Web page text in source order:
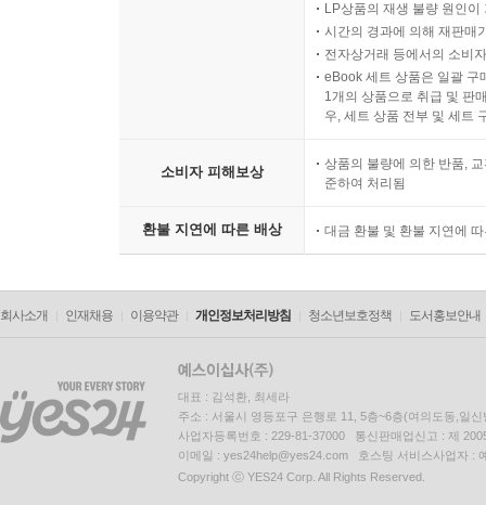
LP상품의 재생 불량 원인
시간의 경과에 의해 재판매
전자상거래 등에서의 소비
eBook 세트 상품은 일괄 구
1개의 상품으로 취급 및 판
우, 세트 상품 전부 및 세트
소비자 피해보상
상품의 불량에 의한 반품,
준하여 처리됨
환불 지연에 따른 배상 대금 환불 및 환불 지연에
회사소개 인재채용 이용약관 개인정보처리방침 청소년보호정책 도서홍보안내
대표 : 김석환, 최세라
주소 : 서울시 영등포구 은행로 11, 5층~6층(여의도동,일신
사업자등록번호 : 229-81-37000 통신판매업신고 : 제
이메일 : yes24help@yes24.com 호스팅 서비스사업자 :
Copyright ⓒ YES24 Corp. All Rights Reserved.